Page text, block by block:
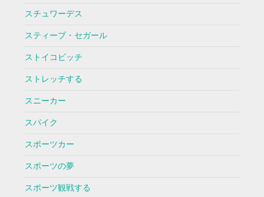
スチュワーデス
スティーブ・セガール
ストイコビッチ
ストレッチする
スニーカー
スパイク
スポーツカー
スポーツの夢
スポーツ観戦する